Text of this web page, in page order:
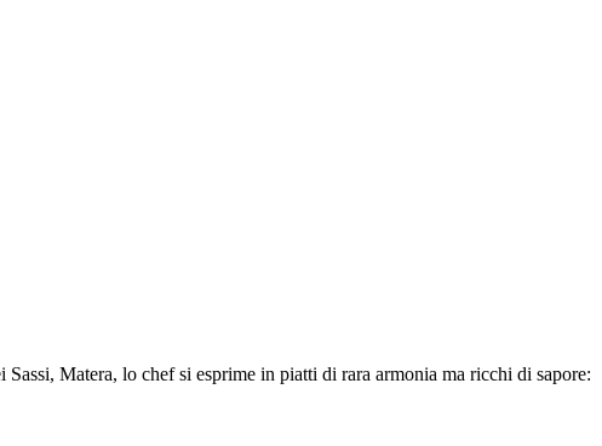
Matera, lo chef si esprime in piatti di rara armonia ma ricchi di sapore: